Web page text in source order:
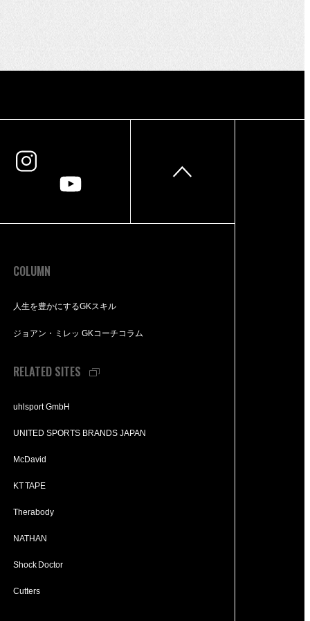
COLUMN
人生を豊かにするGKスキル
ジョアン・ミレッ GKコーチコラム
RELATED SITES
uhlsport GmbH
UNITED SPORTS BRANDS JAPAN
McDavid
KT TAPE
Therabody
NATHAN
Shock Doctor
Cutters